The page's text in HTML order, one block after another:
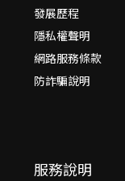
發展歷程
隱私權聲明
網路服務條款
防詐騙說明
服務說明